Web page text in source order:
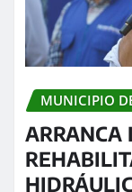
MUNICIPIO
ARRANCA